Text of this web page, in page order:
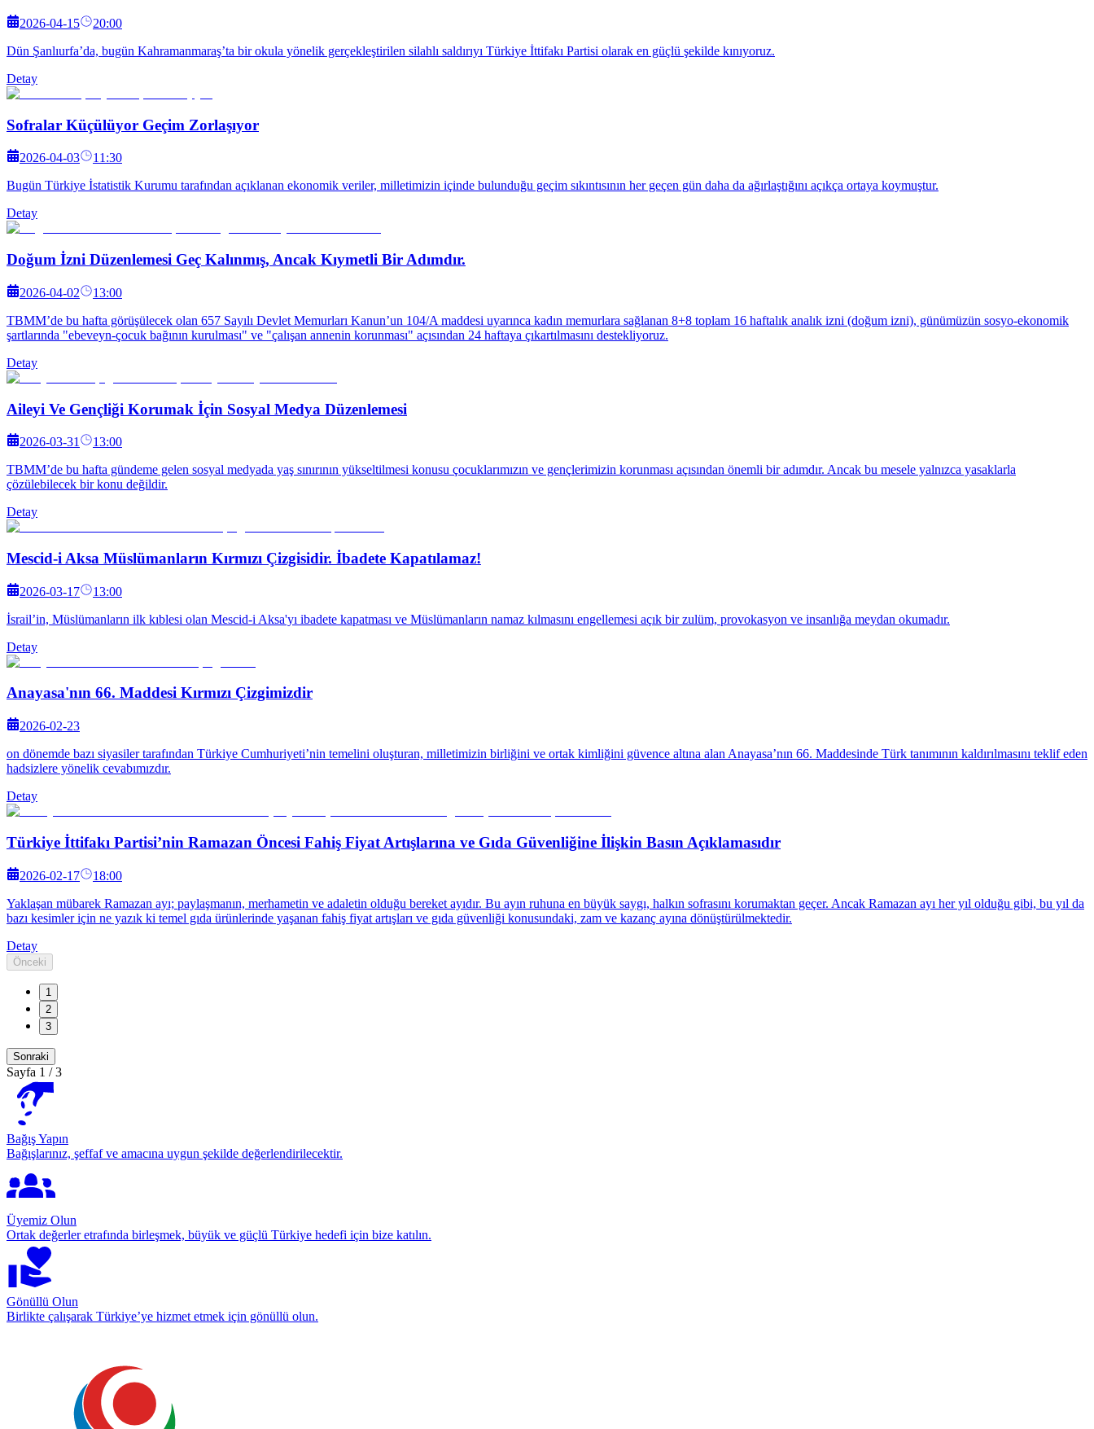
2026-04-15
20:00
Dün Şanlıurfa’da, bugün Kahramanmaraş’ta bir okula yönelik gerçekleştirilen silahlı saldırıyı Türkiye İttifakı Partisi olarak en güçlü şekilde kınıyoruz.
Detay
Sofralar Küçülüyor Geçim Zorlaşıyor
2026-04-03
11:30
Bugün Türkiye İstatistik Kurumu tarafından açıklanan ekonomik veriler, milletimizin içinde bulunduğu geçim sıkıntısının her geçen gün daha da ağırlaştığını açıkça ortaya koymuştur.
Detay
Doğum İzni Düzenlemesi Geç Kalınmış, Ancak Kıymetli Bir Adımdır.
2026-04-02
13:00
TBMM’de bu hafta görüşülecek olan 657 Sayılı Devlet Memurları Kanun’un 104/A maddesi uyarınca kadın memurlara sağlanan 8+8 toplam 16 haftalık analık izni (doğum izni), günümüzün sosyo-ekonomik
şartlarında "ebeveyn-çocuk bağının kurulması" ve "çalışan annenin korunması" açısından 24 haftaya çıkartılmasını destekliyoruz.
Detay
Aileyi Ve Gençliği Korumak İçin Sosyal Medya Düzenlemesi
2026-03-31
13:00
TBMM’de bu hafta gündeme gelen sosyal medyada yaş sınırının yükseltilmesi konusu çocuklarımızın ve gençlerimizin korunması açısından önemli bir adımdır. Ancak bu mesele yalnızca yasaklarla
çözülebilecek bir konu değildir.
Detay
Mescid-i Aksa Müslümanların Kırmızı Çizgisidir. İbadete Kapatılamaz!
2026-03-17
13:00
İsrail’in, Müslümanların ilk kıblesi olan Mescid-i Aksa'yı ibadete kapatması ve Müslümanların namaz kılmasını engellemesi açık bir zulüm, provokasyon ve insanlığa meydan okumadır.
Detay
Anayasa'nın 66. Maddesi Kırmızı Çizgimizdir
2026-02-23
on dönemde bazı siyasiler tarafından Türkiye Cumhuriyeti’nin temelini oluşturan, milletimizin birliğini ve ortak kimliğini güvence altına alan Anayasa’nın 66. Maddesinde Türk tanımının kaldırılmasını teklif eden
hadsizlere yönelik cevabımızdır.
Detay
Türkiye İttifakı Partisi’nin Ramazan Öncesi Fahiş Fiyat Artışlarına ve Gıda Güvenliğine İlişkin Basın Açıklamasıdır
2026-02-17
18:00
Yaklaşan mübarek Ramazan ayı; paylaşmanın, merhametin ve adaletin olduğu bereket ayıdır. Bu ayın ruhuna en büyük saygı, halkın sofrasını korumaktan geçer. Ancak Ramazan ayı her yıl olduğu gibi, bu yıl da
bazı kesimler için ne yazık ki temel gıda ürünlerinde yaşanan fahiş fiyat artışları ve gıda güvenliği konusundaki, zam ve kazanç ayına dönüştürülmektedir.
Detay
Önceki
1
2
3
Sonraki
Sayfa 1 /3
Bağış Yapın
Bağışlarınız, şeffaf ve amacına uygun şekilde değerlendirilecektir.
Üyemiz Olun
Ortak değerler etrafında birleşmek, büyük ve güçlü Türkiye hedefi için bize katılın.
Gönüllü Olun
Birlikte çalışarak Türkiye’ye hizmet etmek için gönüllü olun.